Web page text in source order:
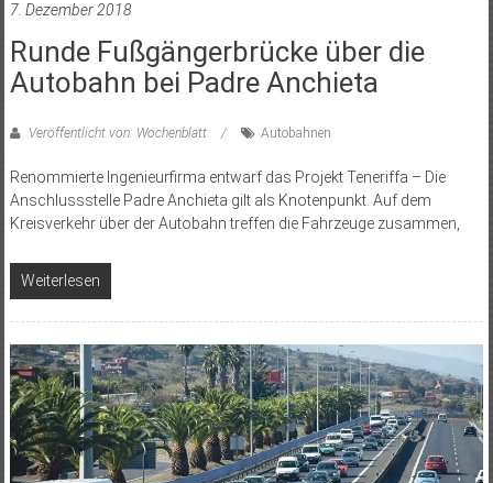
7. Dezember 2018
Runde Fußgängerbrücke über die
Autobahn bei Padre Anchieta
Veröffentlicht von: Wochenblatt Autobahnen
Renommierte Ingenieurfirma entwarf das Projekt Teneriffa – Die
Anschlussstelle Padre Anchieta gilt als Knotenpunkt. Auf dem
Kreisverkehr über der Autobahn treffen die Fahrzeuge zusammen,
Weiterlesen